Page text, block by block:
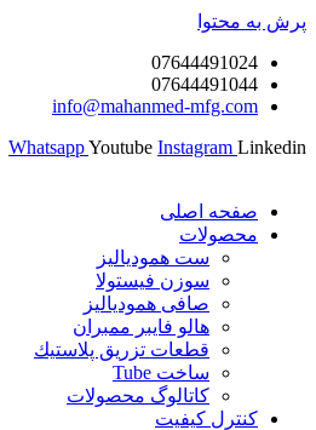
پرش به محتوا
07644491024
07644491044
info@mahanmed-mfg.com
WhatsappYoutube Instagram Linkedin
صفحه اصلی
محصولات
ست همودیالیز
سوزن فیستولا
صافی همودیالیز
هالو فایبر ممبران
قطعات تزريق پلاستيك
ساخت Tube
کاتالوگ محصولات
کنترل کیفیت